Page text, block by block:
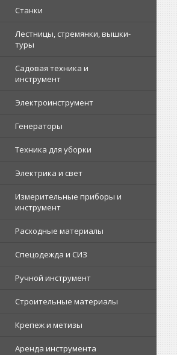
Станки
Лестницы, стремянки, вышки-
туры
Садовая техника и
инструмент
Электроинструмент
Генераторы
Техника для уборки
Электрика и свет
Измерительные приборы и
инструмент
Расходные материалы
Спецодежда и СИЗ
Ручной инструмент
Строительные материалы
Крепеж и метизы
Аренда инструмента